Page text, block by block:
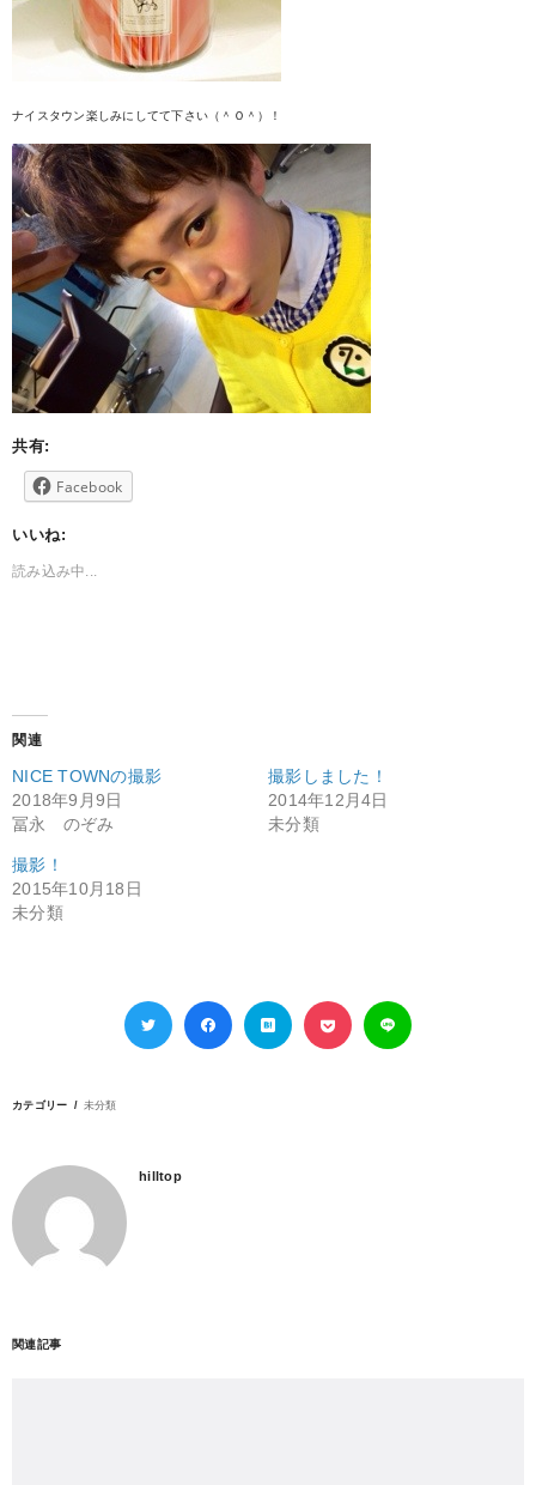
ナイスタウン楽しみにしてて下さい（＾Ｏ＾）！
共有:
Facebook
いいね:
読み込み中...
関連
NICE TOWNの撮影
2018年9月9日
冨永 のぞみ
撮影しました！
2014年12月4日
未分類
撮影！
2015年10月18日
未分類
カテゴリー 未分類
hilltop
関連記事